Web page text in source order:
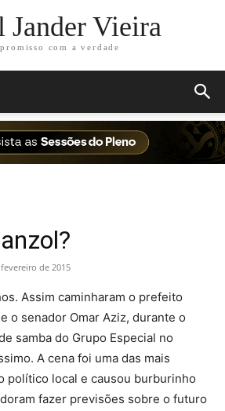
Jander Vieira
com a verdade
de 2015
Assim caminharam o prefeito
o senador Omar Aziz, durante o
samba do Grupo Especial no
A cena foi uma das mais
político local e causou burburinho
fazer previsões sobre o futuro